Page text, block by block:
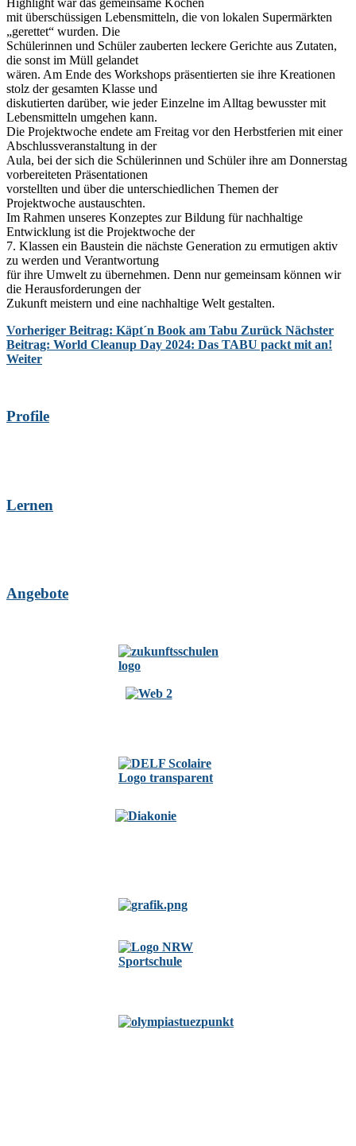
mit überschüssigen Lebensmitteln, die von lokalen Supermärkten
„gerettet“ wurden. Die
Schülerinnen und Schüler zauberten leckere Gerichte aus Zutaten,
die sonst im Müll gelandet
wären. Am Ende des Workshops präsentierten sie ihre Kreationen
stolz der gesamten Klasse und
diskutierten darüber, wie jeder Einzelne im Alltag bewusster mit
Lebensmitteln umgehen kann.
Die Projektwoche endete am Freitag vor den Herbstferien mit einer
Abschlussveranstaltung in der
Aula, bei der sich die Schülerinnen und Schüler ihre am Donnerstag
vorbereiteten Präsentationen
vorstellten und über die unterschiedlichen Themen der
Projektwoche austauschten.
Im Rahmen unseres Konzeptes zur Bildung für nachhaltige
Entwicklung ist die Projektwoche der
7. Klassen ein Baustein die nächste Generation zu ermutigen aktiv
zu werden und Verantwortung
für ihre Umwelt zu übernehmen. Denn nur gemeinsam können wir
die Herausforderungen der
Zukunft meistern und eine nachhaltige Welt gestalten.
Vorheriger Beitrag: Käpt´n Book am Tabu Zurück Nächster
Beitrag: World Cleanup Day 2024: Das TABU packt mit an!
Weiter
Profile
Lernen
Angebote